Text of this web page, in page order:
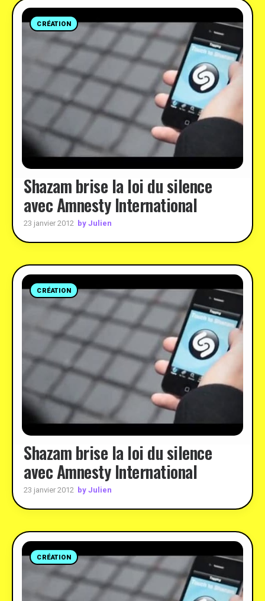
CRÉATION
Shazam brise la loi du silence
avec Amnesty International
23 janvier 2012 by Julien
CRÉATION
Shazam brise la loi du silence
avec Amnesty International
23 janvier 2012 by Julien
CRÉATION